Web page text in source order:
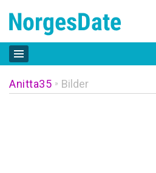
Anitta35 » Bilder